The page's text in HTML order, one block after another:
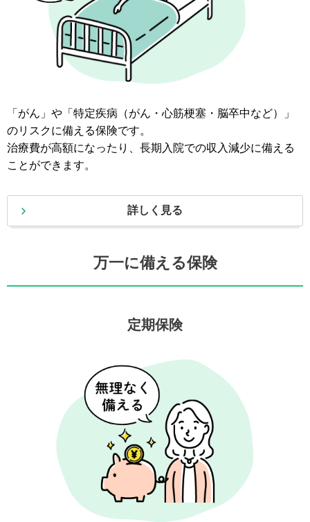
「がん」や「特定疾病（がん・心筋梗塞・脳卒中など）」
のリスクに備える保険です。
治療費が高額になったり、長期入院での収入減少に備える
ことができます。
詳しく見る
万一に備える保険
定期保険